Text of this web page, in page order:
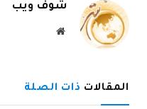
شوف ويب
موقع
المقالات ذات الصلة